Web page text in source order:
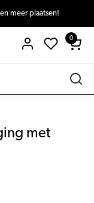
meer plaatsen!
0
met